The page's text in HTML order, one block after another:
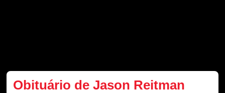
Obituário de Jason Reitman